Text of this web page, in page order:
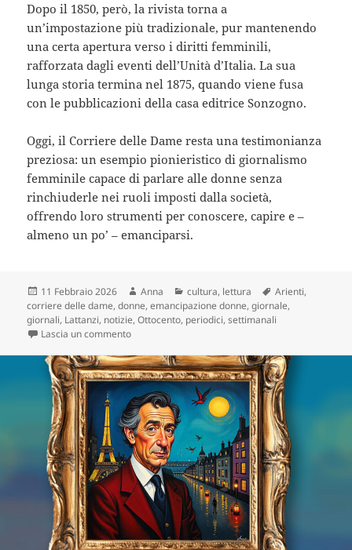
Dopo il 1850, però, la rivista torna a
un’impostazione più tradizionale, pur mantenendo
una certa apertura verso i diritti femminili,
rafforzata dagli eventi dell’Unità d’Italia. La sua
lunga storia termina nel 1875, quando viene fusa
con le pubblicazioni della casa editrice Sonzogno.
Oggi, il Corriere delle Dame resta una testimonianza
preziosa: un esempio pionieristico di giornalismo
femminile capace di parlare alle donne senza
rinchiuderle nei ruoli imposti dalla società,
offrendo loro strumenti per conoscere, capire e –
almeno un po’ – emanciparsi.
Scritto
il
11 Febbraio 2026 Autore
Anna Categorie
cultura, lettura Tag
Arienti,
corriere delle dame,donne,emancipazione donne,giornale,
giornali, Lattanzi, notizie,Ottocento, periodici,settimanali
Lascia un commentosu Moda, politica ed emancipazione: la